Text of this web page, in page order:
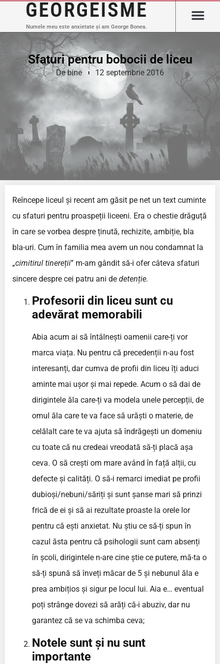
GEORGEISME
Numele meu este anxietate și am George Bonea.
Sfaturi pentru bobocii de liceu
De bine 12 septembrie 2016
Reîncepe liceul și recent am găsit pe net un text cuminte
cu sfaturi pentru proaspeții liceeni. Era o chestie drăguță
în care se vorbea despre ținută, rechizite, ambiție, bla
bla-uri. Cum în familia mea avem un nou condamnat la
„cimitirul tinereții” m-am gândit să-i ofer câteva sfaturi
sincere despre cei patru ani de detenție.
Profesorii din liceu sunt cu
adevărat memorabili
Abia acum ai să întâlnești oamenii care-ți vor
marca viața. Nu pentru că precedenții n-au fost
interesanți, dar cumva de profii din liceu îți aduci
aminte mai ușor și mai repede. Acum o să dai de
dirigintele ăla care-ți va modela unele percepții, de
omul ăla care te va face să urăști o materie, de
celălalt care te va ajuta să îndrăgești un domeniu
cu toate că nu credeai vreodată să-ți placă așa
ceva. O să crești om mare având în față alții, cu
defecte și calități. O să-i remarci imediat pe profii
dubioși/nebuni/săriți și sunt șanse mari să prinzi
frică de ei și să ai rezultate proaste la orele lor
pentru că ești anxietat. Nu știu ce să-ți spun în
cazul ăsta pentru că psihologii sunt cam absenți
în școli, dirigintele n-are cine știe ce putere, mă-ta o
să-ți spună să înveți măcar de 5 și nebunul ăla e
prea ambițios și sigur pe locul lui. Aia e… eventual
poți strânge dovezi să arăți că-i abuziv, dar nu
garantez că se va schimba ceva;
Notele sunt și nu sunt
importante